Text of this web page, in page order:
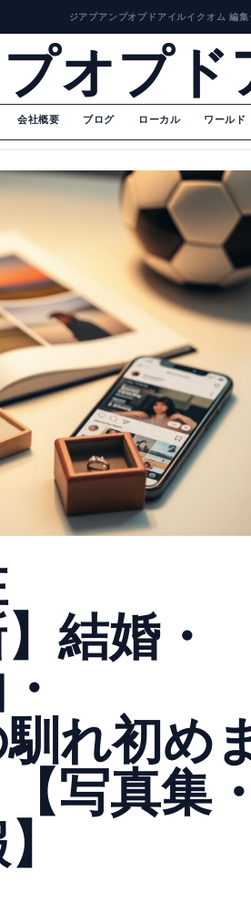
ジアプアンプオプドアイルイクオム 編集
オプ
会社概要 ブログ ローカル ワールド
結婚・
れ初め
写真集・